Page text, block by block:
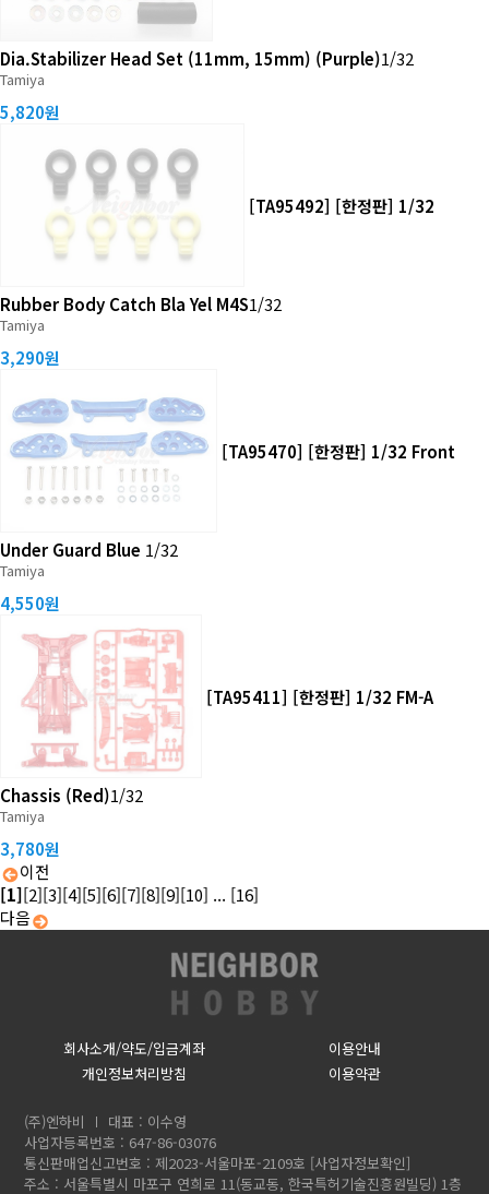
Dia.Stabilizer Head Set (11mm, 15mm) (Purple)1/32
Tamiya
5,820원
[TA95492] [한정판] 1/32
Rubber Body Catch Bla Yel M4S1/32
Tamiya
3,290원
[TA95470] [한정판] 1/32 Front
Under Guard Blue 1/32
Tamiya
4,550원
[TA95411] [한정판] 1/32 FM-A
Chassis (Red)1/32
Tamiya
3,780원
이전
[1][2][3][4][5][6][7][8][9][10] ... [16]
다음
회사소개/약도/입금계좌
이용안내
개인정보처리방침
이용약관
(주)엔하비
대표 : 이수영
사업자등록번호 : 647-86-03076
통신판매업신고번호 : 제2023-서울마포-2109호 [사업자정보확인]
주소 : 서울특별시 마포구 연희로 11(동교동, 한국특허기술진흥원빌딩) 1층